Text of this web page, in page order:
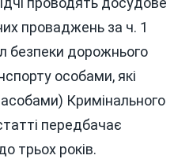
проваджень за ч. 1
безпеки дорожнього
особами, які
Кримінального
передбачає
трьох років.